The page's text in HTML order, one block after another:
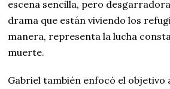
escena sencilla, pero
drama que están viviendo los
manera, representa la lucha
muerte.
Gabriel también enfocó el objetivo